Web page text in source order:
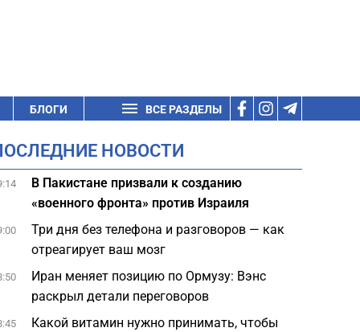
БЛОГИ ВСЕ РАЗДЕЛЫ
НОВОСТИ
В Пакистане призвали к созданию
«военного фронта» против Израиля
Три дня без телефона и разговоров — как
отреагирует ваш мозг
Иран меняет позицию по Ормузу: Вэнс
раскрыл детали переговоров
Какой витамин нужно принимать, чтобы